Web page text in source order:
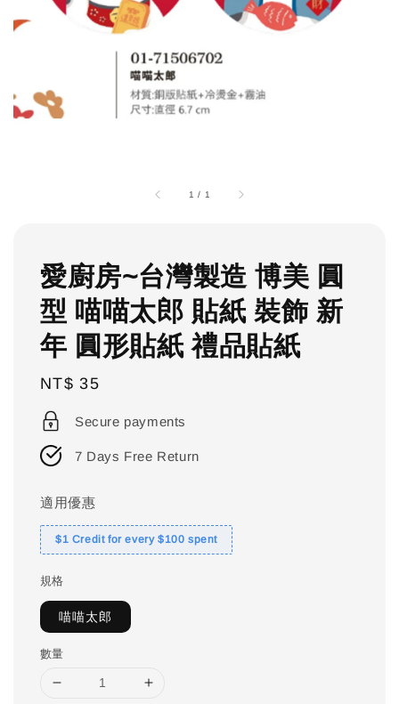
1 / 1
愛廚房~台灣製造 博美 圓
型 喵喵太郎 貼紙 裝飾 新
年 圓形貼紙 禮品貼紙
Regular
price
NT$ 35
Secure payments
7 Days Free Return
適用優惠
$1 Credit for every $100 spent
規格
喵喵太郎
數量